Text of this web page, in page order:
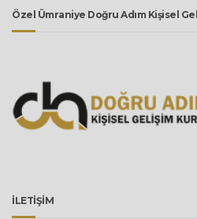
Özel Ümraniye Doğru Adım Kişisel
İLETİŞİM